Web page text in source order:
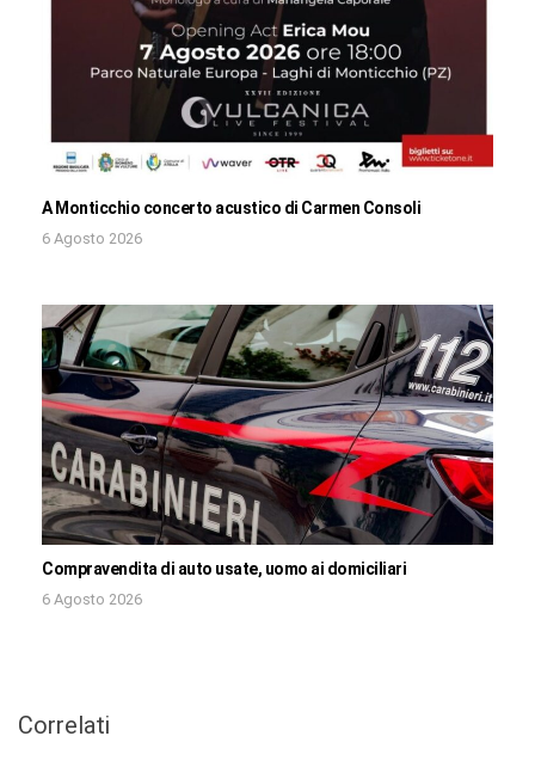
A Monticchio concerto acustico di Carmen Consoli
6 Agosto 2026
Compravendita di auto usate, uomo ai domiciliari
6 Agosto 2026
Correlati